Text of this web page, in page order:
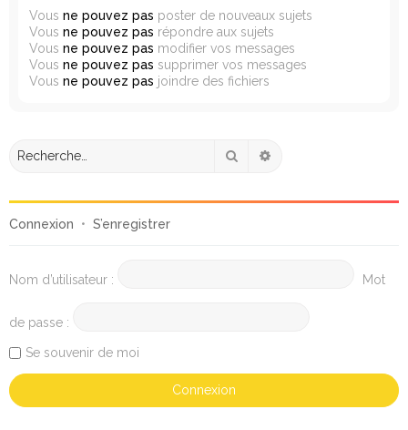
Vous ne pouvez pas poster de nouveaux sujets
Vous ne pouvez pas répondre aux sujets
Vous ne pouvez pas modifier vos messages
Vous ne pouvez pas supprimer vos messages
Vous ne pouvez pas joindre des fichiers
Rechercher
Connexion • S’enregistrer
Nom d’utilisateur : Mot
de passe :
Se souvenir de moi